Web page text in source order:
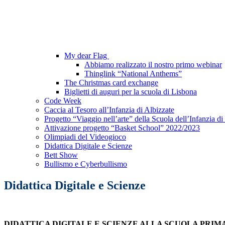
My dear Flag
Abbiamo realizzato il nostro primo webinar
Thinglink “National Anthems”
The Christmas card exchange
Biglietti di auguri per la scuola di Lisbona
Code Week
Caccia al Tesoro all’Infanzia di Albizzate
Progetto “Viaggio nell’arte” della Scuola dell’Infanzia
Attivazione progetto “Basket School” 2022/2023
Olimpiadi del Videogioco
Didattica Digitale e Scienze
Bett Show
Bullismo e Cyberbullismo
Didattica Digitale e Scienze